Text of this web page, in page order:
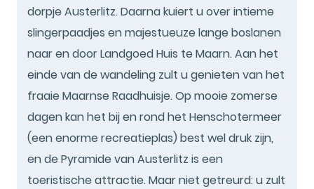
dorpje Austerlitz. Daarna kuiert u over intieme
slingerpaadjes en majestueuze lange boslanen
naar en door Landgoed Huis te Maarn. Aan het
einde van de wandeling zult u genieten van het
fraaie Maarnse Raadhuisje. Op mooie zomerse
dagen kan het bij en rond het Henschotermeer
(een enorme recreatieplas) best wel druk zijn,
en de Pyramide van Austerlitz is een
toeristische attractie. Maar niet getreurd: u zult